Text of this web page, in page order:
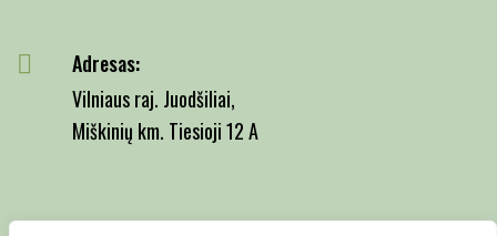
Adresas:
Vilniaus raj. Juodšiliai,
Miškinių km. Tiesioji 12 A